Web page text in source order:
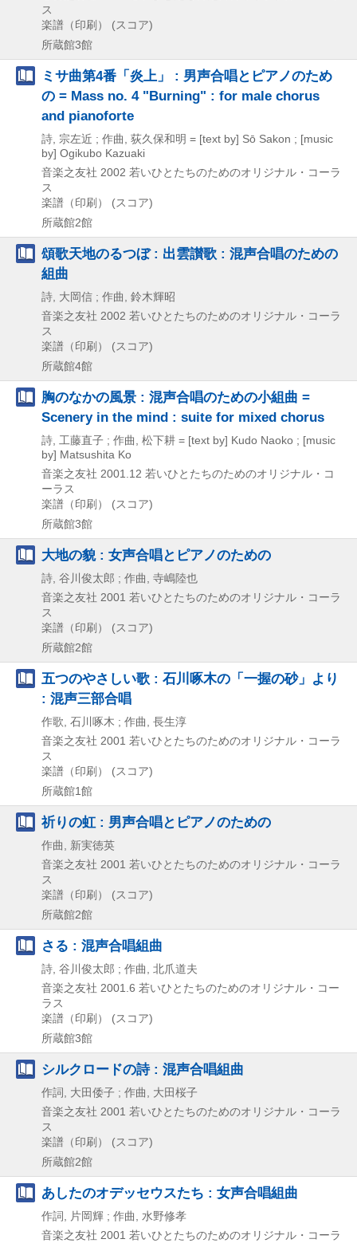
ス
楽譜（印刷） (スコア)
所蔵館3館
ミサ曲第4番「炎上」 : 男声合唱とピアノのため
の = Mass no. 4 "Burning" : for male chorus
and pianoforte
詩, 宗左近 ; 作曲, 荻久保和明 = [text by] Sō Sakon ; [music
by] Ogikubo Kazuaki
音楽之友社 2002 若いひとたちのためのオリジナル・コーラ
ス
楽譜（印刷） (スコア)
所蔵館2館
頌歌天地のるつぼ : 出雲讃歌 : 混声合唱のための
組曲
詩, 大岡信 ; 作曲, 鈴木輝昭
音楽之友社 2002 若いひとたちのためのオリジナル・コーラ
ス
楽譜（印刷） (スコア)
所蔵館4館
胸のなかの風景 : 混声合唱のための小組曲 =
Scenery in the mind : suite for mixed chorus
詩, 工藤直子 ; 作曲, 松下耕 = [text by] Kudo Naoko ; [music
by] Matsushita Ko
音楽之友社 2001.12 若いひとたちのためのオリジナル・コ
ーラス
楽譜（印刷） (スコア)
所蔵館3館
大地の貌 : 女声合唱とピアノのための
詩, 谷川俊太郎 ; 作曲, 寺嶋陸也
音楽之友社 2001 若いひとたちのためのオリジナル・コーラ
ス
楽譜（印刷） (スコア)
所蔵館2館
五つのやさしい歌 : 石川啄木の「一握の砂」より
: 混声三部合唱
作歌, 石川啄木 ; 作曲, 長生淳
音楽之友社 2001 若いひとたちのためのオリジナル・コーラ
ス
楽譜（印刷） (スコア)
所蔵館1館
祈りの虹 : 男声合唱とピアノのための
作曲, 新実徳英
音楽之友社 2001 若いひとたちのためのオリジナル・コーラ
ス
楽譜（印刷） (スコア)
所蔵館2館
さる : 混声合唱組曲
詩, 谷川俊太郎 ; 作曲, 北爪道夫
音楽之友社 2001.6 若いひとたちのためのオリジナル・コー
ラス
楽譜（印刷） (スコア)
所蔵館3館
シルクロードの詩 : 混声合唱組曲
作詞, 大田倭子 ; 作曲, 大田桜子
音楽之友社 2001 若いひとたちのためのオリジナル・コーラ
ス
楽譜（印刷） (スコア)
所蔵館2館
あしたのオデッセウスたち : 女声合唱組曲
作詞, 片岡輝 ; 作曲, 水野修孝
音楽之友社 2001 若いひとたちのためのオリジナル・コーラ